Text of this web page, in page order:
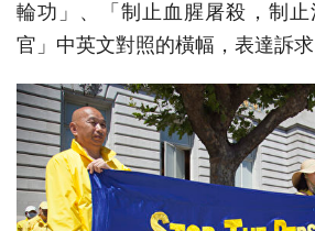
輪功」、「制止血腥屠殺，制
官」中英文對照的橫幅，表達訴求